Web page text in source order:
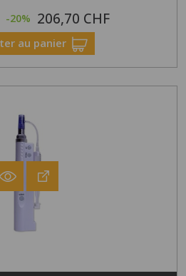
-20% Prix
206,70 CHF
au panier